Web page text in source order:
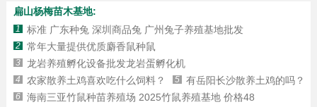
扁山杨梅苗木基地:
1 标准 广东种兔 深圳商品兔 广州兔子养殖基地批发
2 常年大量提供优质麝香鼠种鼠
3 龙岩养殖孵化设备批发龙岩蛋孵化机
4 农家散养土鸡喜欢吃什么饲料？ 5 有岳阳长沙散养土鸡的吗？
6 海南三亚竹鼠种苗养殖场 2025竹鼠养殖基地 价格48